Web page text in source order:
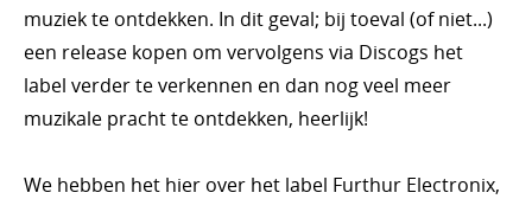
muziek te ontdekken. In dit geval; bij toeval (of niet...)
een release kopen om vervolgens via Discogs het
label verder te verkennen en dan nog veel meer
muzikale pracht te ontdekken, heerlijk!
We hebben het hier over het label Furthur Electronix,